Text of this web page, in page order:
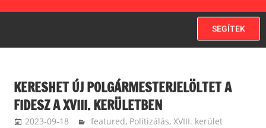
SEGÍTEK
KERESHET ÚJ POLGÁRMESTERJELÖLTET A
FIDESZ A XVIII. KERÜLETBEN
2023-09-18 langdavid
featured, Politizálás, XVIII. kerület